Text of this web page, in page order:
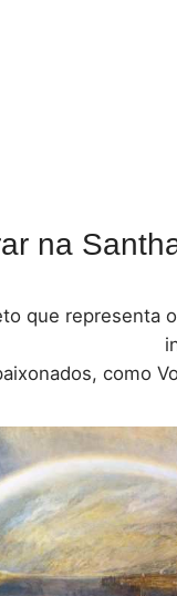
na
que representa
como